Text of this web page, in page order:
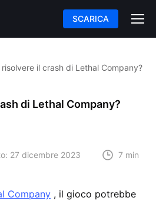
SCARICA
risolvere il crash di Lethal Company?
di Lethal Company?
27 dicembre 2023 7 min
Company , il gioco potrebbe